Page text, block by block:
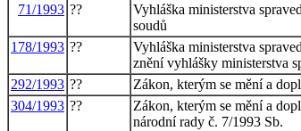
71/1993 ??
Vyhláška ministerstva
soudů
178/1993 ??
Vyhláška ministerstva
znění vyhlášky ministerstva
292/1993 ??
Zákon, kterým se mění a
304/1993 ??
Zákon, kterým se mění a
národní rady č. 7/1993 Sb.